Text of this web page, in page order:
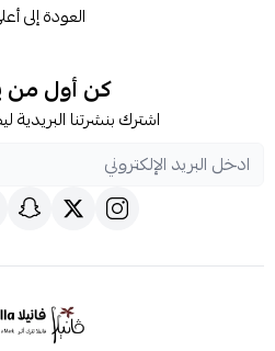
العودة إلى
كن أول من
اشترك بنشرتنا